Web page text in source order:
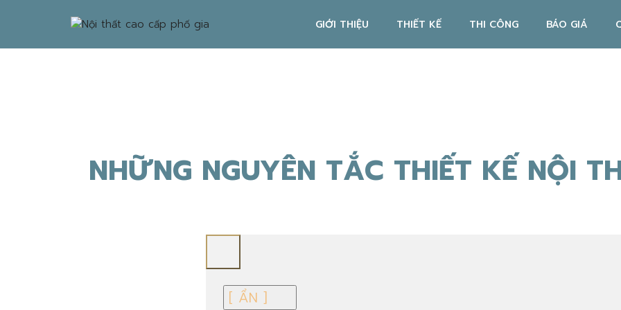
GIỚI THIỆU THIẾT KẾ THI CÔNG BÁO GIÁ
NHỮNG NGUYÊN TẮC THIẾT KẾ NỘI